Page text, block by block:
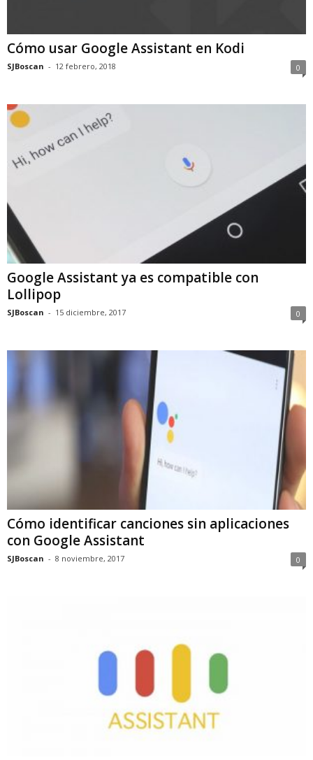
Cómo usar Google Assistant en Kodi
SJBoscan - 12 febrero, 2018 0
Google Assistant ya es compatible con
Lollipop
SJBoscan - 15 diciembre, 2017 0
Cómo identificar canciones sin aplicaciones
con Google Assistant
SJBoscan - 8 noviembre, 2017 0